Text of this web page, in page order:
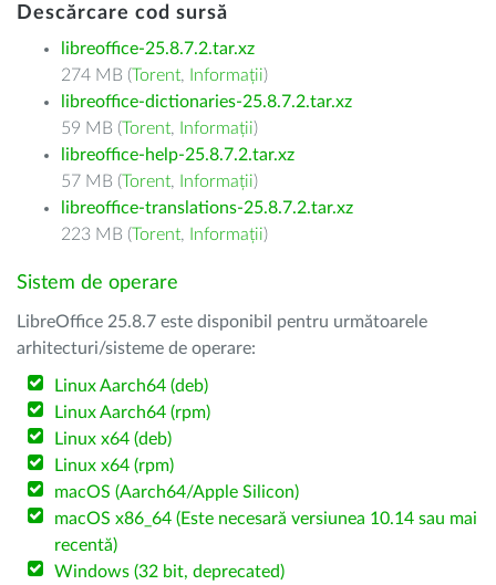
Descărcare cod sursă
libreoffice-25.8.7.2.tar.xz
274 MB (Torent, Informații)
libreoffice-dictionaries-25.8.7.2.tar.xz
59 MB (Torent, Informații)
libreoffice-help-25.8.7.2.tar.xz
57 MB (Torent, Informații)
libreoffice-translations-25.8.7.2.tar.xz
223 MB (Torent, Informații)
Sistem de operare
LibreOffice 25.8.7 este disponibil pentru următoarele
arhitecturi/sisteme de operare:
Linux Aarch64 (deb)
Linux Aarch64 (rpm)
Linux x64 (deb)
Linux x64 (rpm)
macOS (Aarch64/Apple Silicon)
macOS x86_64 (Este necesară versiunea 10.14 sau mai
recentă)
Windows (32 bit, deprecated)